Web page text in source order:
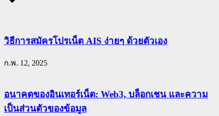
วิธีการสมัครโปรเน็ต AIS ง่ายๆ ด้วยตัวเอง
ก.พ. 12, 2025
อนาคตของอินเทอร์เน็ต: Web3, บล็อกเชน และความ
เป็นส่วนตัวของข้อมูล